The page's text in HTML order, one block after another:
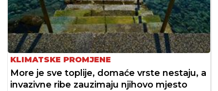
KLIMATSKE PROMJENE
More je sve toplije, domaće vrste nestaju, a
invazivne ribe zauzimaju njihovo mjesto